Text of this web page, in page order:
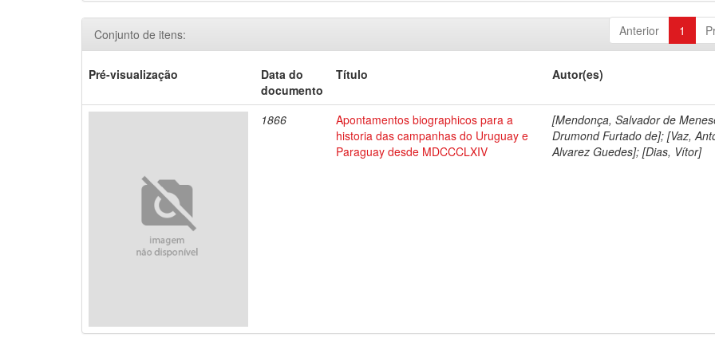
Anterior 1
Conjunto de itens:
Pré-visualização
Data do
documento
Título Autor(es)
1866
Apontamentos biographicos para a
historia das campanhas do Uruguay e
Paraguay desde MDCCCLXIV
[Mendonça, Salvador de
Drumond Furtado de]; [Vaz,
Alvarez Guedes]; [Dias, Vítor]